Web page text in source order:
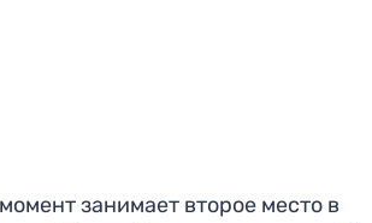
занимает второе место в